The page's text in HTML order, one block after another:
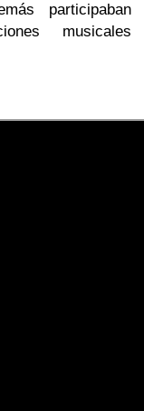
participaban
musicales